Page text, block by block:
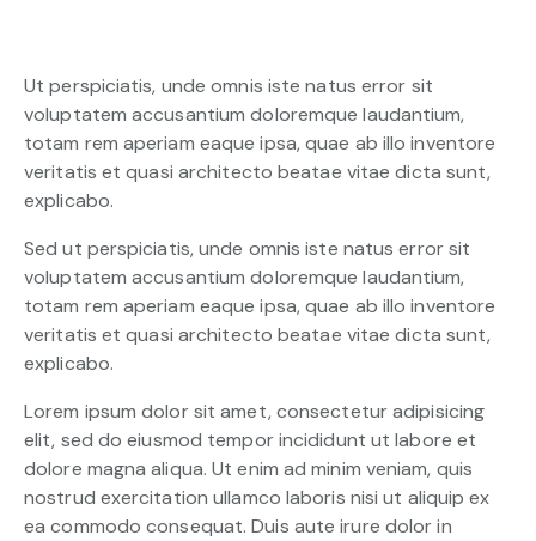
Ut perspiciatis, unde omnis iste natus error sit
voluptatem accusantium doloremque laudantium,
totam rem aperiam eaque ipsa, quae ab illo inventore
veritatis et quasi architecto beatae vitae dicta sunt,
explicabo.
Sed ut perspiciatis, unde omnis iste natus error sit
voluptatem accusantium doloremque laudantium,
totam rem aperiam eaque ipsa, quae ab illo inventore
veritatis et quasi architecto beatae vitae dicta sunt,
explicabo.
Lorem ipsum dolor sit amet, consectetur adipisicing
elit, sed do eiusmod tempor incididunt ut labore et
dolore magna aliqua. Ut enim ad minim veniam, quis
nostrud exercitation ullamco laboris nisi ut aliquip ex
ea commodo consequat. Duis aute irure dolor in